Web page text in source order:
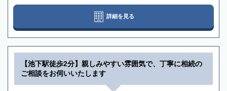
詳細を見る
【池下駅徒歩2分】親しみやすい雰囲気で、丁寧に相続の
ご相談をお伺いいたします